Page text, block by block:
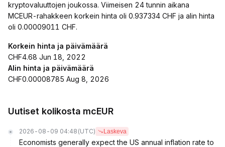
kryptovaluuttojen joukossa. Viimeisen 24 tunnin aikana
MCEUR-rahakkeen korkein hinta oli 0.937334 CHF ja alin hinta
oli 0.00009011 CHF.
Korkein hinta ja päivämäärä
CHF4.68 Jun 18, 2022
Alin hinta ja päivämäärä
CHF0.00008785 Aug 8, 2026
Uutiset kolikosta mcEUR
2026-08-09 04:48 (UTC) Laskeva
Economists generally expect the US annual inflation rate to